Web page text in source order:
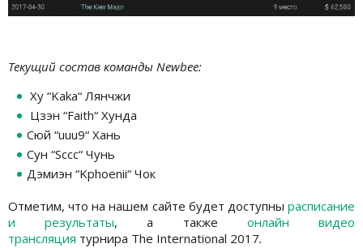
Текущий состав команды Newbee:
Ху “Kaka“ Лянчжи
Цзэн “Faith“ Хунда
Сюй “uuu9“ Хань
Сун “Sccc“ Чунь
Дэмиэн “Kphoenii“ Чок
Отметим, что на нашем сайте будет доступны расписание
и результаты, а также онлайн видео
трансляция турнира The International 2017.